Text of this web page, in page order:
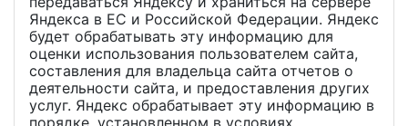
Яндекса в ЕС и Российской Федерации. Яндекс
будет обрабатывать эту информацию для
оценки использования пользователем сайта,
составления для владельца сайта отчетов о
деятельности сайта, и предоставления других
услуг. Яндекс обрабатывает эту информацию в
порядке, установленном в условиях